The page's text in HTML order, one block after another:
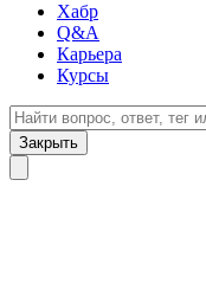
Хабр
Q&A
Карьера
Курсы
Закрыть